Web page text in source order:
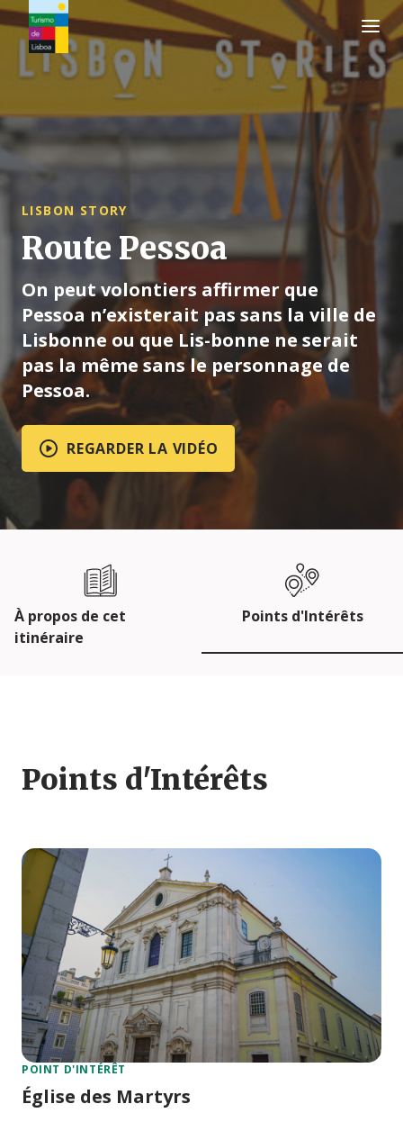
Logo de Turismo de Lisboa
LISBON STORY
Route Pessoa
On peut volontiers affirmer que
Pessoa n’existerait pas sans la ville de
Lisbonne ou que Lis-bonne ne serait
pas la même sans le personnage de
Pessoa.
REGARDER LA VIDÉO
À propos de cet
itinéraire
Points d'Intérêts
Points d'Intérêts
POINT D'INTÉRÊT
Église des Martyrs